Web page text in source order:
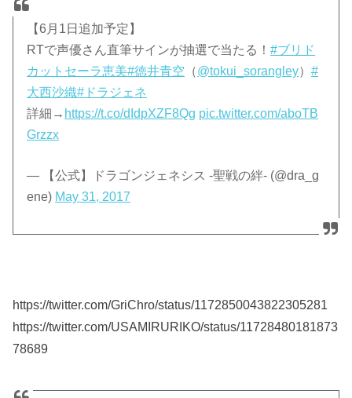
【6月1日追加予定】
RTで声優さん直筆サインが抽選で当たる！#ブリド
カットセーラ恵美#徳井青空 （@tokui_sorangley）#
大西沙織#ドラジェネ
詳細→ https://t.co/dIdpXZF8Qg pic.twitter.com/aboTB
Grzzx
— 【公式】ドラゴンジェネシス -聖戦の絆- (@dra_g
ene) May 31, 2017
https://twitter.com/GriChro/status/1172850043822305281
https://twitter.com/USAMIRURIKO/status/11728480181873
78689